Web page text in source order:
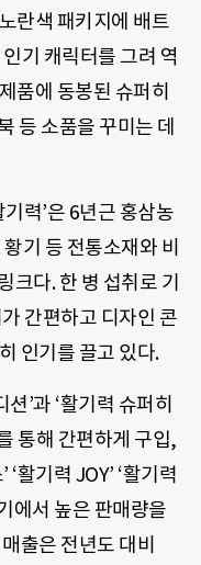
란색 패키지에 배트
기 캐릭터를 그려 역
품에 동봉된 슈퍼히
등 소품을 꾸미는 데
기력’은 6년근 홍삼농
기 등 전통소재와 비
크다. 한 병 섭취로 기
간편하고 디자인 콘
인기를 끌고 있다.
’과 ‘활기력 슈퍼히
통해 간편하게 구입,
활기력 JOY’ ‘활기력
에서 높은 판매량을
출은 전년도 대비